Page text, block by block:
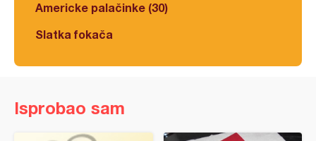
Americke palačinke (30)
Slatka fokača
Isprobao sam